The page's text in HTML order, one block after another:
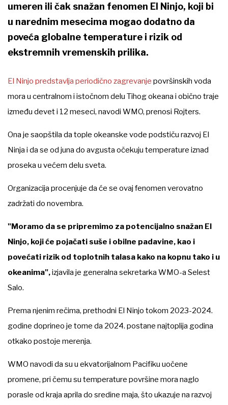
umeren ili čak snažan fenomen El Ninjo, koji bi
u narednim mesecima mogao dodatno da
poveća globalne temperature i rizik od
ekstremnih vremenskih prilika.
El Ninjo predstavlja periodično zagrevanje površinskih voda
mora u centralnom i istočnom delu Tihog okeana i obično traje
između devet i 12 meseci, navodi WMO, prenosi Rojters.
Ona je saopštila da tople okeanske vode podstiču razvoj El
Ninja i da se od juna do avgusta očekuju temperature iznad
proseka u većem delu sveta.
Organizacija procenjuje da će se ovaj fenomen verovatno
zadržati do novembra.
"Moramo da se pripremimo za potencijalno snažan El
Ninjo, koji će pojačati suše i obilne padavine, kao i
povećati rizik od toplotnih talasa kako na kopnu tako i u
okeanima",izjavila je generalna sekretarka WMO-a Selest
Salo.
Prema njenim rečima, prethodni El Ninjo tokom 2023-2024.
godine doprineo je tome da 2024. postane najtoplija godina
otkako postoje merenja.
WMO navodi da su u ekvatorijalnom Pacifiku uočene
promene, pri čemu su temperature površine mora naglo
porasle od kraja aprila do sredine maja, što ukazuje na razvoj